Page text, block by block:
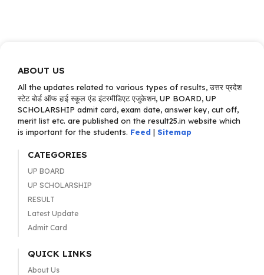
ABOUT US
All the updates related to various types of results, उत्तर प्रदेश
स्टेट बोर्ड ऑफ हाई स्कूल एंड इंटरमीडिएट एजुकेशन, UP BOARD, UP
SCHOLARSHIP admit card, exam date, answer key, cut off,
merit list etc. are published on the result25.in website which
is important for the students. Feed | Sitemap
CATEGORIES
UP BOARD
UP SCHOLARSHIP
RESULT
Latest Update
Admit Card
QUICK LINKS
About Us